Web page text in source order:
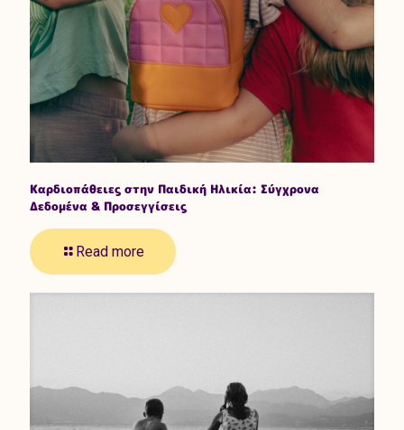
Καρδιοπάθειες στην Παιδική Ηλικία: Σύγχρονα
Δεδομένα & Προσεγγίσεις
Read more